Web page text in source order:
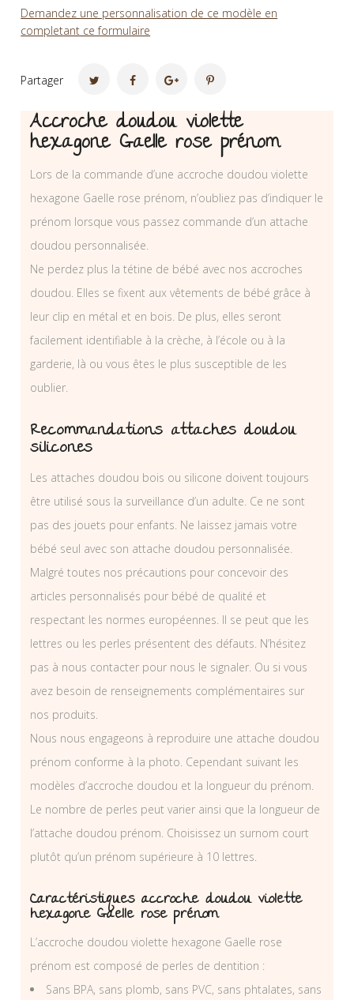
Demandez une personnalisation de ce modèle en
completant ce formulaire
Partager
Accroche doudou violette
hexagone Gaelle rose prénom
Lors de la commande d’une accroche doudou violette
hexagone Gaelle rose prénom, n’oubliez pas d’indiquer le
prénom lorsque vous passez commande d’un attache
doudou personnalisée.
Ne perdez plus la tétine de bébé avec nos accroches
doudou. Elles se fixent aux vêtements de bébé grâce à
leur clip en métal et en bois. De plus, elles seront
facilement identifiable à la crèche, à l’école ou à la
garderie, là ou vous êtes le plus susceptible de les
oublier.
Recommandations attaches doudou
silicones
Les attaches doudou bois ou silicone doivent toujours
être utilisé sous la surveillance d’un adulte. Ce ne sont
pas des jouets pour enfants. Ne laissez jamais votre
bébé seul avec son attache doudou personnalisée.
Malgré toutes nos précautions pour concevoir des
articles personnalisés pour bébé de qualité et
respectant les normes européennes. Il se peut que les
lettres ou les perles présentent des défauts. N’hésitez
pas à nous contacter pour nous le signaler. Ou si vous
avez besoin de renseignements complémentaires sur
nos produits.
Nous nous engageons à reproduire une attache doudou
prénom conforme à la photo. Cependant suivant les
modèles d’accroche doudou et la longueur du prénom.
Le nombre de perles peut varier ainsi que la longueur de
l’attache doudou prénom. Choisissez un surnom court
plutôt qu’un prénom supérieure à 10 lettres.
Caractéristiques accroche doudou violette
hexagone Gaelle rose prénom
L’accroche doudou violette hexagone Gaelle rose
prénom est composé de perles de dentition :
Sans BPA, sans plomb, sans PVC, sans phtalates, sans